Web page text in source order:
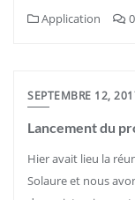
Application 0
SEPTEMBRE 12,
Lancement du
Hier avait lieu la
Solaure et nous